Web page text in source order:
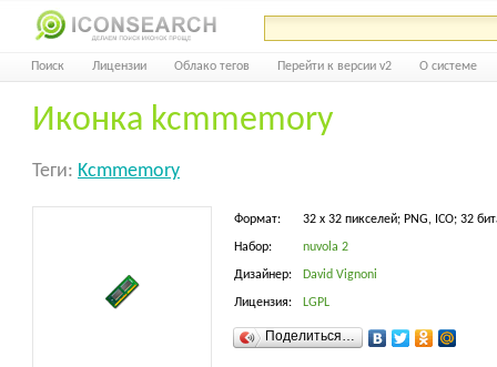
Поиск Лицензии Облако тегов Перейти к версии v2 О системе
Иконка kcmmemory
Теги: Kcmmemory
Формат: 32 x 32 пикселей; PNG, ICO; 32
Набор: nuvola 2
Дизайнер: David Vignoni
Лицензия: LGPL
Поделиться…